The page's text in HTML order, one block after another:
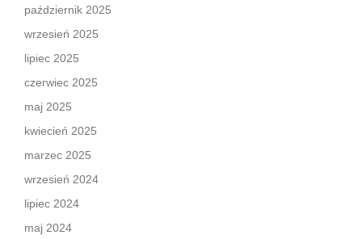
październik 2025
wrzesień 2025
lipiec 2025
czerwiec 2025
maj 2025
kwiecień 2025
marzec 2025
wrzesień 2024
lipiec 2024
maj 2024